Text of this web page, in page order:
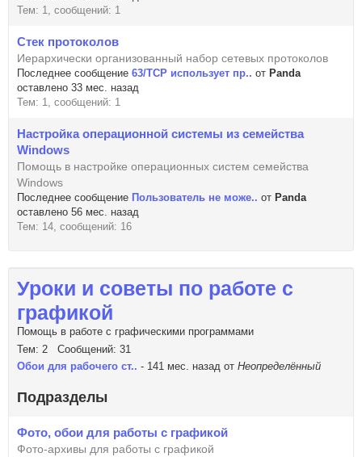
Тем: 1, сообщений: 1
Стек протоколов
Иерархически организованный набор сетевых протоколов
Последнее сообщение 63/TCP использует пр.. от Panda
оставлено 33 мес. назад
Тем: 1, сообщений: 1
Настройка операционной системы из семейства
Windows
Помощь в настройке операционных систем семейства
Windows
Последнее сообщение Пользователь не може.. от Panda
оставлено 56 мес. назад
Тем: 14, сообщений: 16
Уроки и советы по работе с
графикой
Помощь в работе с графическими программами
Тем: 2 Сообщений: 31
Обои для рабочего ст.. - 141 мес. назад от Неопределённый
Подразделы
Фото, обои для работы с графикой
Фото-архивы для работы с графикой